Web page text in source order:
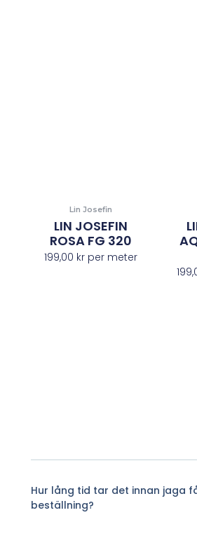
Lin Josefin
LIN JOSEFIN
ROSA FG 320
199,00 krper meter
Hur lång tid tar det innan jaga
beställning?